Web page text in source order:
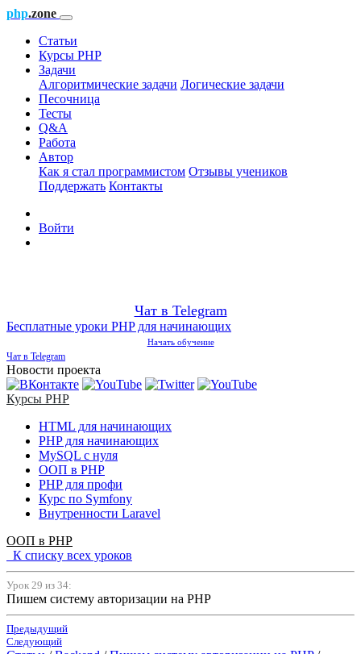
php.zone
Статьи
Курсы PHP
Задачи
Алгоритмические задачи Логические задачи
Песочница
Тесты
Q&A
Работа
Автор
Как я стал программистом Отзывы учеников
Поддержать Контакты
Войти
Чат в Telegram
Бесплатные уроки PHP для начинающих
Начать обучение
Чат в Telegram
Новости проекта
Курсы PHP
HTML для начинающих
PHP для начинающих
MySQL с нуля
ООП в PHP
PHP для профи
Курс по Symfony
Внутренности Laravel
ООП в PHP
К списку всех уроков
Урок 29 из 34:
Пишем систему авторизации на PHP
Предыдущий
Следующий